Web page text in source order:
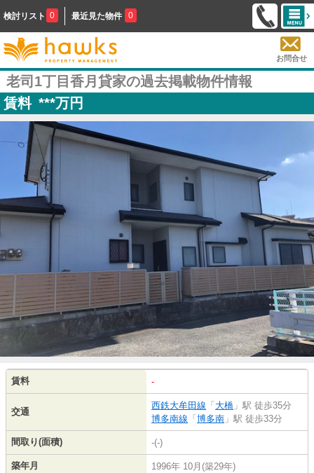
検討リスト 0 最近見た物件 0
お問合せ
老司1丁目香月貸家の過去掲載物件情報
賃料 ***万円
賃料 -
交通
西鉄大牟田線 「 大橋 」駅 徒歩35分
博多南線 「 博多南 」駅 徒歩33分
間取り(面積) -(-)
築年月 1996年 10月(築29年)